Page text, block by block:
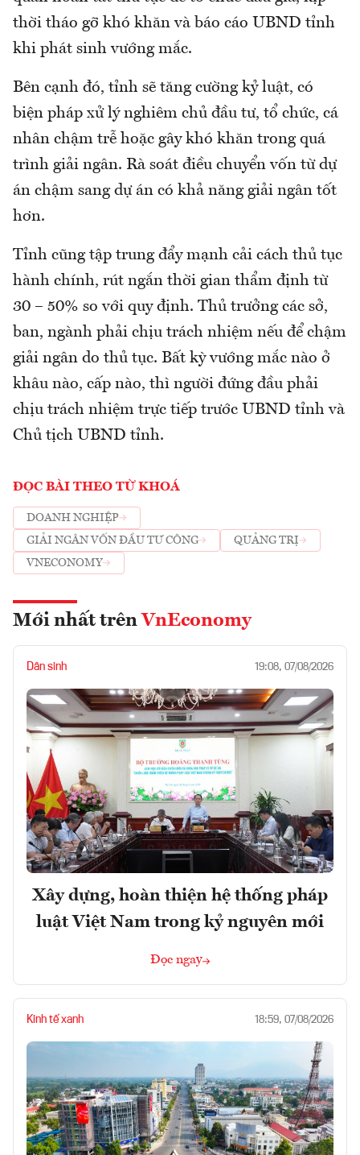
thời tháo gỡ khó khăn và báo cáo UBND tỉnh
khi phát sinh vướng mắc.
Bên cạnh đó, tỉnh sẽ tăng cường kỷ luật, có
biện pháp xử lý nghiêm chủ đầu tư, tổ chức, cá
nhân chậm trễ hoặc gây khó khăn trong quá
trình giải ngân. Rà soát điều chuyển vốn từ dự
án chậm sang dự án có khả năng giải ngân tốt
hơn.
Tỉnh cũng tập trung đẩy mạnh cải cách thủ tục
hành chính, rút ngắn thời gian thẩm định từ
30 – 50% so với quy định. Thủ trưởng các sở,
ban, ngành phải chịu trách nhiệm nếu để chậm
giải ngân do thủ tục. Bất kỳ vướng mắc nào ở
khâu nào, cấp nào, thì người đứng đầu phải
chịu trách nhiệm trực tiếp trước UBND tỉnh và
Chủ tịch UBND tỉnh.
ĐỌC BÀI THEO TỪ KHOÁ
DOANH NGHIỆP
GIẢI NGÂN VỐN ĐẦU TƯ CÔNG
QUẢNG TRỊ
VNECONOMY
Mới nhất trên VnEconomy
Dân sinh 19:08, 07/08/2026
Xây dựng, hoàn thiện hệ thống pháp
luật Việt Nam trong kỷ nguyên mới
Đọc ngay
Kinh tế xanh 18:59, 07/08/2026